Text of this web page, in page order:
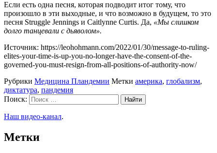
Если есть одна песня, которая подводит итог тому, что
произошло в эти выходные, и что возможно в будущем, то это
песня Struggle Jennings и Caitlynne Curtis. Да, «Мы слишком
долго танцевали с дьяволом».
Источник: https://leohohmann.com/2022/01/30/message-to-ruling-
elites-your-time-is-up-you-no-longer-have-the-consent-of-the-
governed-you-must-resign-from-all-positions-of-authority-now/
Рубрики Медицина Пландемии Метки америка, глобализм,
диктатура, пандемия
Поиск:
Наш видео-канал.
Метки